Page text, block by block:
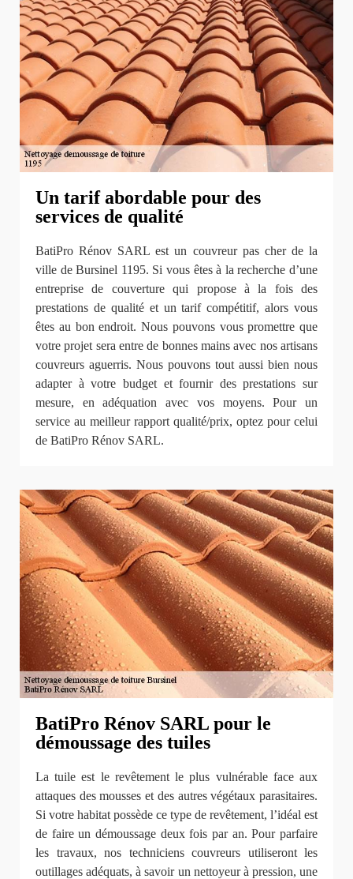
Un tarif abordable pour des
services de qualité
BatiPro Rénov SARL est un couvreur pas cher de la
ville de Bursinel 1195. Si vous êtes à la recherche d’une
entreprise de couverture qui propose à la fois des
prestations de qualité et un tarif compétitif, alors vous
êtes au bon endroit. Nous pouvons vous promettre que
votre projet sera entre de bonnes mains avec nos artisans
couvreurs aguerris. Nous pouvons tout aussi bien nous
adapter à votre budget et fournir des prestations sur
mesure, en adéquation avec vos moyens. Pour un
service au meilleur rapport qualité/prix, optez pour celui
de BatiPro Rénov SARL.
BatiPro Rénov SARL pour le
démoussage des tuiles
La tuile est le revêtement le plus vulnérable face aux
attaques des mousses et des autres végétaux parasitaires.
Si votre habitat possède ce type de revêtement, l’idéal est
de faire un démoussage deux fois par an. Pour parfaire
les travaux, nos techniciens couvreurs utiliseront les
outillages adéquats, à savoir un nettoyeur à pression, une